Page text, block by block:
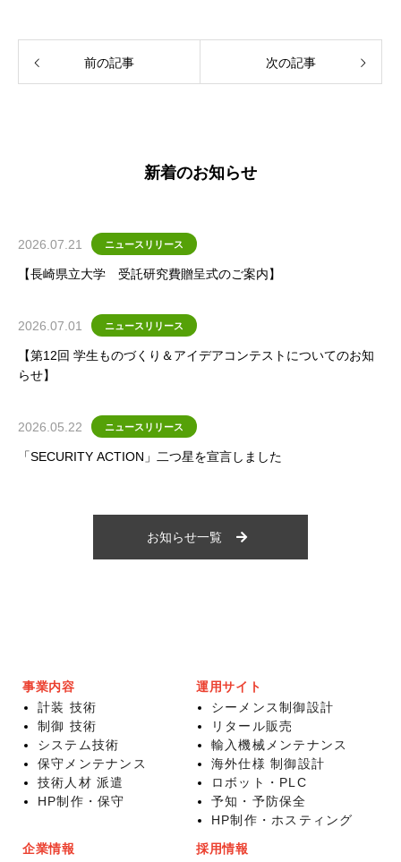
前の記事 次の記事
新着のお知らせ
2026.07.21 ニュースリリース
【長崎県立大学 受託研究費贈呈式のご案内】
2026.07.01 ニュースリリース
【第12回 学生ものづくり＆アイデアコンテストについてのお知
らせ】
2026.05.22 ニュースリリース
「SECURITY ACTION」二つ星を宣言しました
お知らせ一覧
事業内容
計装 技術
制御 技術
システム技術
保守メンテナンス
技術人材 派遣
HP制作・保守
運用サイト
シーメンス制御設計
リタール販売
輸入機械メンテナンス
海外仕様 制御設計
ロボット・PLC
予知・予防保全
HP制作・ホスティング
企業情報 採用情報